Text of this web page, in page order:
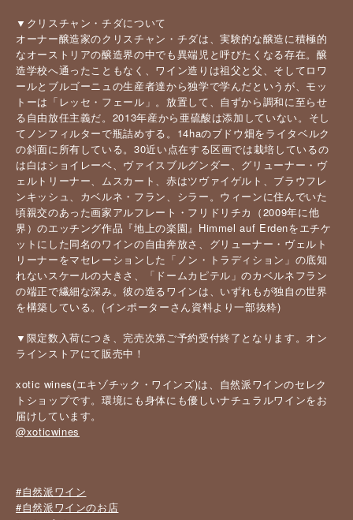
▼クリスチャン・チダについて
オーナー醸造家のクリスチャン・チダは、実験的な醸造に積極的
なオーストリアの醸造界の中でも異端児と呼びたくなる存在。醸
造学校へ通ったこともなく、ワイン造りは祖父と父、そしてロワ
ールとブルゴーニュの生産者達から独学で学んだというが、モッ
トーは「レッセ・フェール」。放置して、自ずから調和に至らせ
る自由放任主義だ。2013年産から亜硫酸は添加していない。そし
てノンフィルターで瓶詰めする。14haのブドウ畑をライタベルク
の斜面に所有している。30近い点在する区画では栽培しているの
は白はショイレーベ、ヴァイスブルグンダー、グリューナー・ヴ
ェルトリーナー、ムスカート、赤はツヴァイゲルト、ブラウフレ
ンキッシュ、カベルネ・フラン、シラー。ウィーンに住んでいた
頃親交のあった画家アルフレート・フリドリチカ（2009年に他
界）のエッチング作品『地上の楽園』Himmel auf Erdenをエチケ
ットにした同名のワインの自由奔放さ、グリューナー・ヴェルト
リーナーをマセレーションした「ノン・トラディション」の底知
れないスケールの大きさ、「ドームカピテル」のカベルネフラン
の端正で繊細な深み。彼の造るワインは、いずれもが独自の世界
を構築している。(インポーターさん資料より一部抜粋)
▼限定数入荷につき、完売次第ご予約受付終了となります。オン
ラインストアにて販売中！
xotic wines(エキゾチック・ワインズ)は、自然派ワインのセレク
トショップです。環境にも身体にも優しいナチュラルワインをお
届けしています。
@xoticwines
#自然派ワイン
#自然派ワインのお店